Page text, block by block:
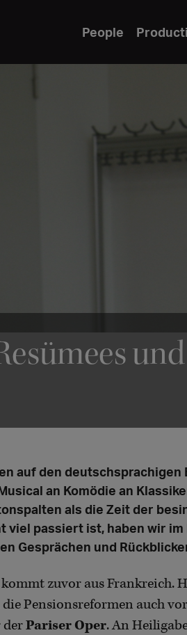
People
auf den
an Komödie an
als die Zeit der
viel passiert ist, haben wir
Gesprächen und
zuvor aus Frankreich.
Pensionsreformen auch
derPariser Oper. An